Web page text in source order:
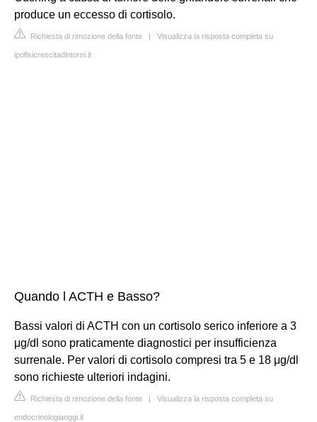
produce un eccesso di cortisolo.
Richiesta di rimozione della fonte | Visualizza la risposta completa su
ipofisicrescitadintorni.it
Quando l ACTH e Basso?
Bassi valori di ACTH con un cortisolo serico inferiore a 3
μg/dl sono praticamente diagnostici per insufficienza
surrenale. Per valori di cortisolo compresi tra 5 e 18 μg/dl
sono richieste ulteriori indagini.
Richiesta di rimozione della fonte | Visualizza la risposta completa su
endocrinologiaoggi.it